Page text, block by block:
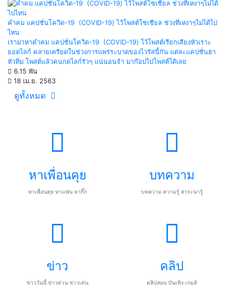
คำคม แคปชั่นโควิด-19 (COVID-19) ไว้โพสต์โซเชียล ช่วงที่เหงาๆไม่ได้ไป
ไหน
เรามาหาคำคม แคปชั่นโควิด-19 (COVID-19) ไว้โพสต์เรียกเสียงหัวเราะ
ยอดไลก์ คลายเครียดในช่วงการแพร่ระบาดของไวรัสนี้กัน แต่ละแคปชั่นฮา
หัวทิ่ม โพสต์แล้วคนกดไลก์รัวๆ แน่นอนจ้า มาก๊อปไปโพสต์ได้เลย
6.15 พัน
18 เม.ย. 2563
ดูทั้งหมด
หาเพื่อนคุย
หาเพื่อนคุย หาแฟน หากิ๊ก
บทความ
บทความ ความรู้ สาระน่ารู้
ข่าว
ข่าววันนี้ ข่าวด่วน ข่าวเด่น
คลิป
คลิปสอน บันเทิง เกมส์